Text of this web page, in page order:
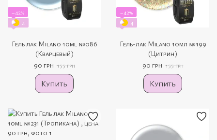
−42%
4
Гель лак Milano 10ml №086
(Кварцевый)
90 грн 155 грн
Купить
−42%
4
Гель-лак Milano 10мл №199
(Цитрин)
90 грн 155 грн
Купить